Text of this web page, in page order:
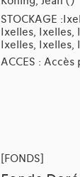
STOCKAGE
Ixelles, Ixelles,
Ixelles, Ixelles,
ACCES : Accès
[FONDS]